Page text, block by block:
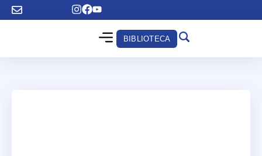
BIBLIOTECA